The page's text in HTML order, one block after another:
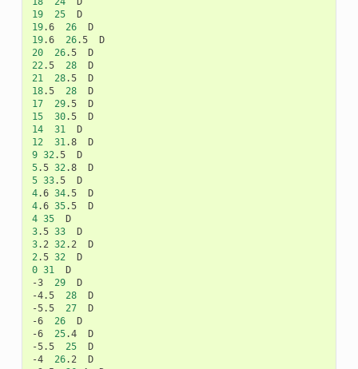
19
25
19.6 26
19.6 26.5
20
26.5
22 .5 28
21
28.5
18.5 28
17
29.5
15
30.5
14
31
12
31 .8
9 32 .5
5.5 32 .8
5 33.5
4.6 34.5
4.6 35.5
4 35
3.5 33
3.2 32 .2
2 .5 32
0 31
D
-3
29
D
-4.5
28
D
-5.5
27
D
-6
26
D
-6
25.4
D
-5.5
25
D
-4
26.2
D